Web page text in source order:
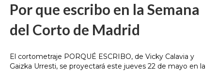
Por que escribo en la Semana
del Corto de Madrid
El cortometraje PORQUÉ ESCRIBO, de Vicky Calavia y
Gaizka Urresti, se proyectará este jueves 22 de mayo en la